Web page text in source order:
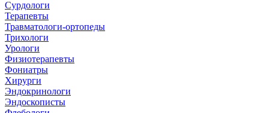
Сурдологи
Терапевты
Травматологи-ортопеды
Трихологи
Урологи
Физиотерапевты
Фониатры
Хирурги
Эндокринологи
Эндоскописты